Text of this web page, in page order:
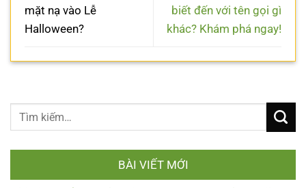
mặt nạ vào Lễ
Halloween?
biết đến với tên gọi gì
khác? Khám phá ngay!
BÀI VIẾT MỚI